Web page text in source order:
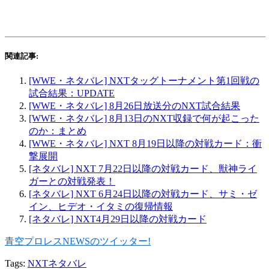
関連記事:
[WWE・ネタバレ] NXTタッグトーナメント第1回戦の
試合結果：UPDATE
[WWE・ネタバレ] 8月26日放送分のNXT試合結果
[WWE・ネタバレ] 8月13日のNXT収録で何が起こった
のか：まとめ
[WWE・ネタバレ] NXT 8月19日以降の対戦カード：衝
撃展開
[ネタバレ] NXT 7月22日以降の対戦カード、獣神ライ
ガーとの対戦発表！
[ネタバレ] NXT 6月24日以降の対戦カード、サミ・ゼ
イン、ヒデオ・イタミの復帰情報
[ネタバレ] NXT4月29日以降の対戦カード
青空プロレスNEWSのツイッター!
Tags: NXTネタバレ